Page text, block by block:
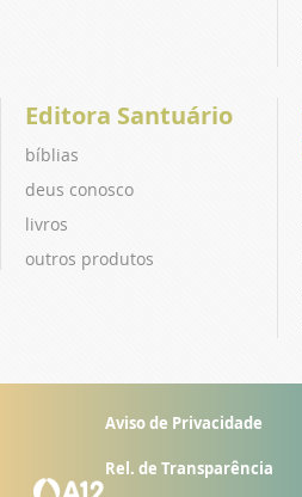
Editora Santuário
bíblias
deus conosco
livros
outros produtos
Aviso de Privacidade
Rel. de Transparência